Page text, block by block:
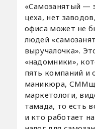
«Самозанятый —
цеха, нет
офиса может не
людей
выручалочка».
«надомники»,
пять компаний и
маникюра,
маркетологи,
тамада, то есть
и кто работает